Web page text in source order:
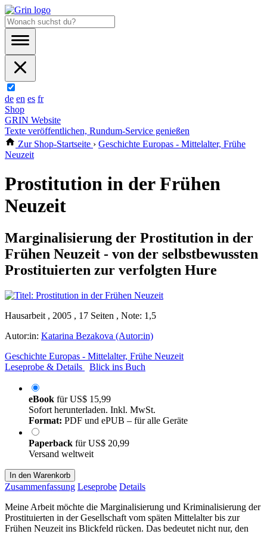
de en es fr
Shop
GRIN Website
Texte veröffentlichen, Rundum-Service genießen
Zur Shop-Startseite › Geschichte Europas - Mittelalter, Frühe
Neuzeit
Prostitution in der Frühen
Neuzeit
Marginalisierung der Prostitution in der
Frühen Neuzeit - von der selbstbewussten
Prostituierten zur verfolgten Hure
Hausarbeit , 2005 , 17 Seiten , Note: 1,5
Autor:in: Katarina Bezakova (Autor:in)
Geschichte Europas - Mittelalter, Frühe Neuzeit
Leseprobe & Details
Blick ins Buch
eBook fürUS$ 15,99
Sofort herunterladen. Inkl. MwSt.
Format: PDF und ePUB – für alle Geräte
Paperback fürUS$ 20,99
Versand weltweit
In den Warenkorb
Zusammenfassung Leseprobe Details
Meine Arbeit möchte die Marginalisierung und Kriminalisierung der
Prostituierten in der Gesellschaft vom späten Mittelalter bis zur
Frühen Neuzeit ins Blickfeld rücken. Das bedeutet nicht nur, den